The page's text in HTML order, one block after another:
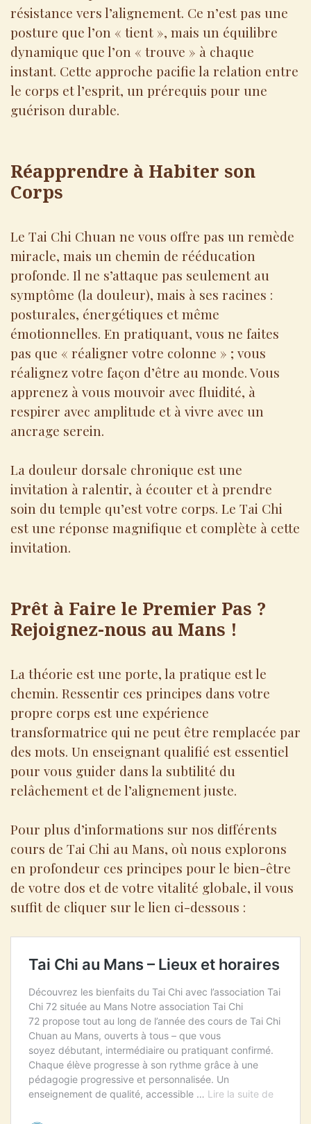
résistance vers l’alignement. Ce n’est pas une
posture que l’on « tient », mais un équilibre
dynamique que l’on « trouve » à chaque
instant. Cette approche pacifie la relation entre
le corps et l’esprit, un prérequis pour une
guérison durable.
Réapprendre à Habiter son
Corps
Le Tai Chi Chuan ne vous offre pas un remède
miracle, mais un chemin de rééducation
profonde. Il ne s’attaque pas seulement au
symptôme (la douleur), mais à ses racines :
posturales, énergétiques et même
émotionnelles. En pratiquant, vous ne faites
pas que « réaligner votre colonne » ; vous
réalignez votre façon d’être au monde. Vous
apprenez à vous mouvoir avec fluidité, à
respirer avec amplitude et à vivre avec un
ancrage serein.
La douleur dorsale chronique est une
invitation à ralentir, à écouter et à prendre
soin du temple qu’est votre corps. Le Tai Chi
est une réponse magnifique et complète à cette
invitation.
Prêt à Faire le Premier Pas ?
Rejoignez-nous au Mans !
La théorie est une porte, la pratique est le
chemin. Ressentir ces principes dans votre
propre corps est une expérience
transformatrice qui ne peut être remplacée par
des mots. Un enseignant qualifié est essentiel
pour vous guider dans la subtilité du
relâchement et de l’alignement juste.
Pour plus d’informations sur nos différents
cours de Tai Chi au Mans, où nous explorons
en profondeur ces principes pour le bien-être
de votre dos et de votre vitalité globale, il vous
suffit de cliquer sur le lien ci-dessous :